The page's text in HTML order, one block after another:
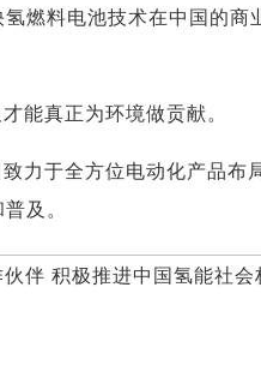
燃料电池技术在中国的商
能真正为环境做贡献。
力于全方位电动化产品布
及。